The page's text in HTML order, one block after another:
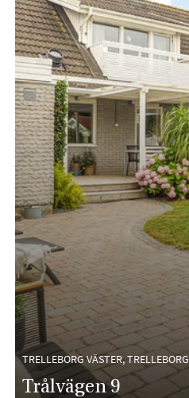
TRELLEBORG VÄSTER, TRELLEBORG
Trålvägen 9